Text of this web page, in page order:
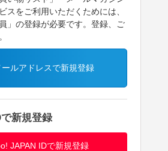
スをご利用いただくためには、
」の登録が必要です。登録、ご
ールアドレスで新規登録
新規登録
JAPAN IDで新規登録